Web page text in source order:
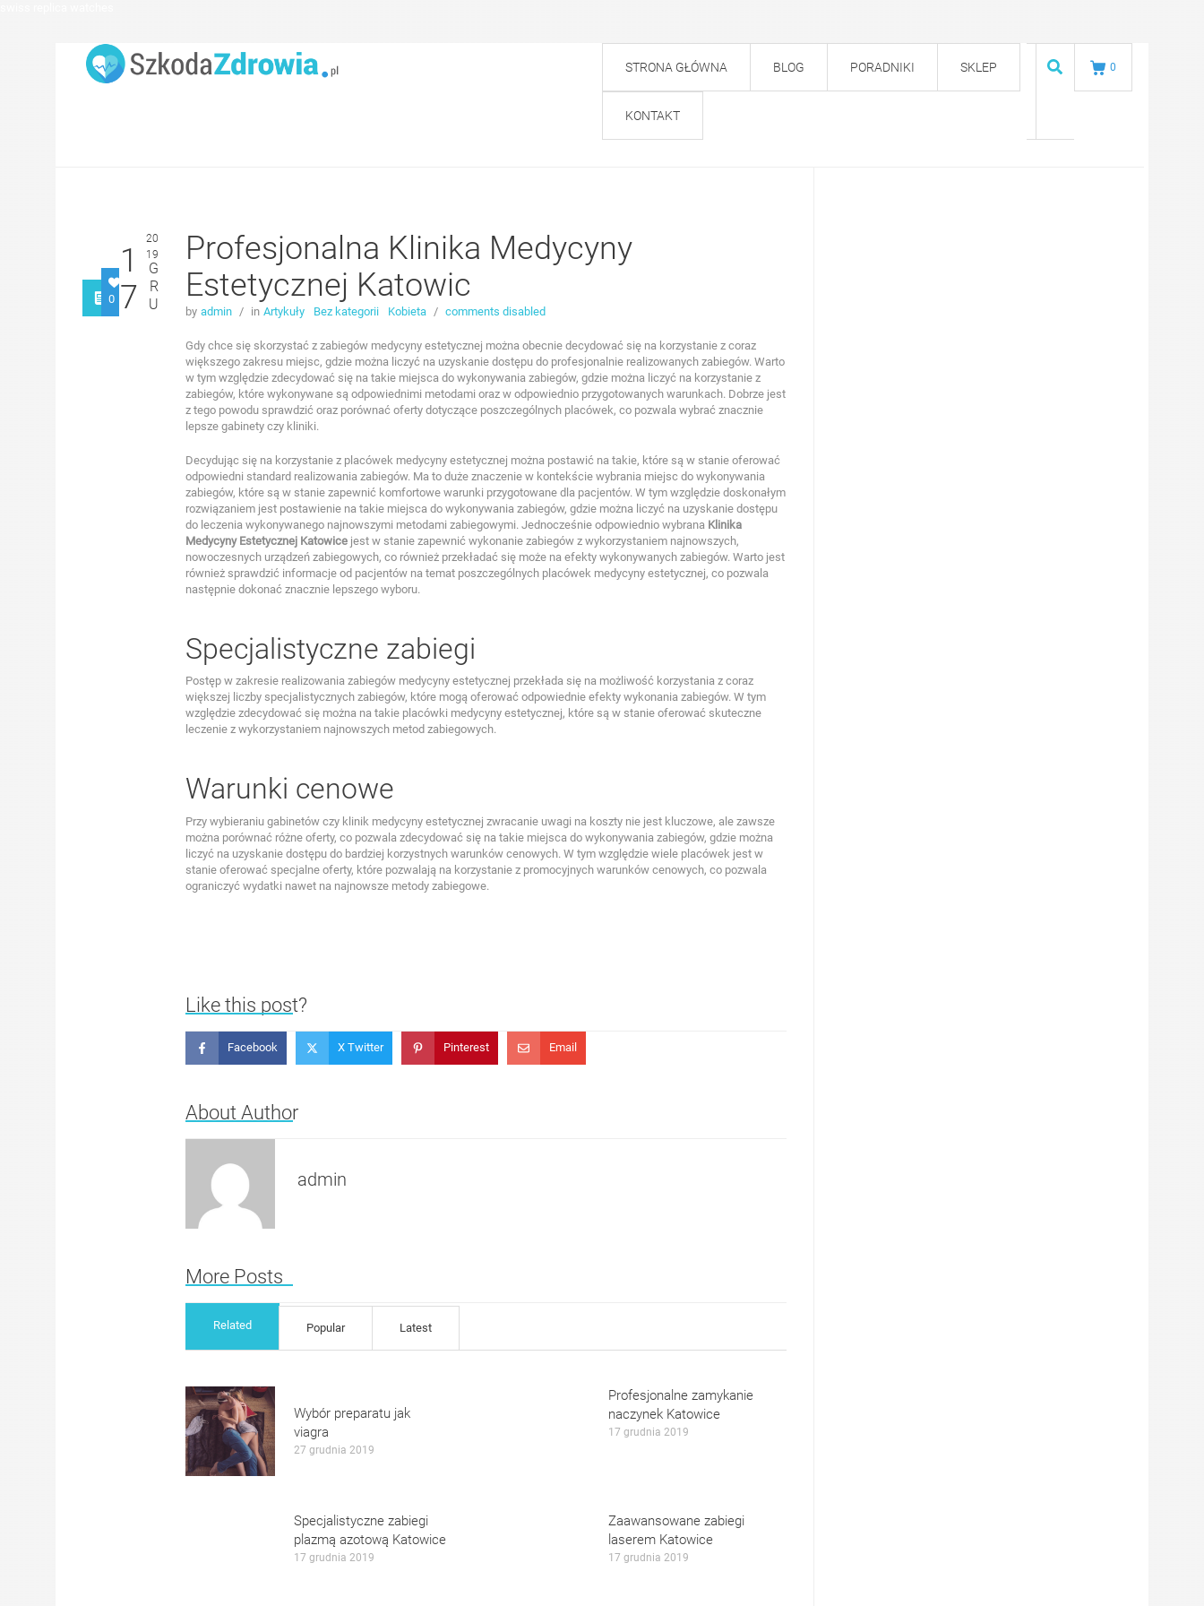
STRONA GŁÓWNA BLOG PORADNIKI SKLEP
KONTAKT
0
0
1
7
20
19
G
R
U
Profesjonalna Klinika Medycyny
Estetycznej Katowic
by admin / in Artykuły Bez kategorii Kobieta / comments disabled
Gdy chce się skorzystać z zabiegów medycyny estetycznej można obecnie decydować się na korzystanie z coraz
większego zakresu miejsc, gdzie można liczyć na uzyskanie dostępu do profesjonalnie realizowanych zabiegów. Warto
w tym względzie zdecydować się na takie miejsca do wykonywania zabiegów, gdzie można liczyć na korzystanie z
zabiegów, które wykonywane są odpowiednimi metodami oraz w odpowiednio przygotowanych warunkach. Dobrze jest
z tego powodu sprawdzić oraz porównać oferty dotyczące poszczególnych placówek, co pozwala wybrać znacznie
lepsze gabinety czy kliniki.
Decydując się na korzystanie z placówek medycyny estetycznej można postawić na takie, które są w stanie oferować
odpowiedni standard realizowania zabiegów. Ma to duże znaczenie w kontekście wybrania miejsc do wykonywania
zabiegów, które są w stanie zapewnić komfortowe warunki przygotowane dla pacjentów. W tym względzie doskonałym
rozwiązaniem jest postawienie na takie miejsca do wykonywania zabiegów, gdzie można liczyć na uzyskanie dostępu
do leczenia wykonywanego najnowszymi metodami zabiegowymi. Jednocześnie odpowiednio wybrana Klinika
Medycyny Estetycznej Katowice jest w stanie zapewnić wykonanie zabiegów z wykorzystaniem najnowszych,
nowoczesnych urządzeń zabiegowych, co również przekładać się może na efekty wykonywanych zabiegów. Warto jest
również sprawdzić informacje od pacjentów na temat poszczególnych placówek medycyny estetycznej, co pozwala
następnie dokonać znacznie lepszego wyboru.
Specjalistyczne zabiegi
Postęp w zakresie realizowania zabiegów medycyny estetycznej przekłada się na możliwość korzystania z coraz
większej liczby specjalistycznych zabiegów, które mogą oferować odpowiednie efekty wykonania zabiegów. W tym
względzie zdecydować się można na takie placówki medycyny estetycznej, które są w stanie oferować skuteczne
leczenie z wykorzystaniem najnowszych metod zabiegowych.
Warunki cenowe
Przy wybieraniu gabinetów czy klinik medycyny estetycznej zwracanie uwagi na koszty nie jest kluczowe, ale zawsze
można porównać różne oferty, co pozwala zdecydować się na takie miejsca do wykonywania zabiegów, gdzie można
liczyć na uzyskanie dostępu do bardziej korzystnych warunków cenowych. W tym względzie wiele placówek jest w
stanie oferować specjalne oferty, które pozwalają na korzystanie z promocyjnych warunków cenowych, co pozwala
ograniczyć wydatki nawet na najnowsze metody zabiegowe.
Like this post?
Facebook X Twitter Pinterest Email
About Author
admin
More Posts
Related Popular Latest
Wybór preparatu jak
viagra
27 grudnia 2019
Profesjonalne zamykanie
naczynek Katowice
17 grudnia 2019
Specjalistyczne zabiegi
plazmą azotową Katowice
17 grudnia 2019
Zaawansowane zabiegi
laserem Katowice
17 grudnia 2019